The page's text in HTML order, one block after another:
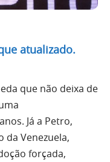
atualizado.
que não deixa de
Já a Petro,
Venezuela,
forçada,